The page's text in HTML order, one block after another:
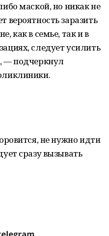
маской, но никак не
вероятность заразить
как в семье, так и в
следует усилить
— подчеркнул
не нужно идти
сразу вызывать